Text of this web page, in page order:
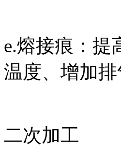
e.熔接痕：提
温度、增加排
二次加工